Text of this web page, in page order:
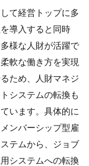
て経営トップに多
導入すると同時
様な人財が活躍で
軟な働き方を実現
ため、人財マネジ
トシステムの転換も
います。具体的に
ンバーシップ型雇
テムから、ジョブ
システムへの転換